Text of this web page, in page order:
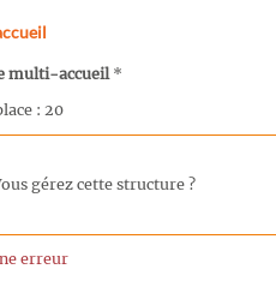
multi-accueil *
: 20
gérez cette structure ?
erreur